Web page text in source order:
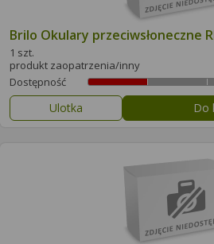
Brilo Okulary przeciwsłoneczne
1 szt.
produkt zaopatrzenia/inny
Dostępność
Ulotka Do